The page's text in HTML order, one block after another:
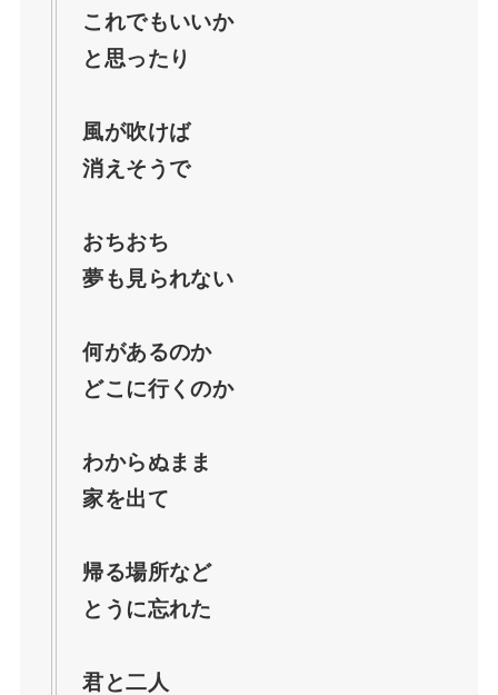
【ばけばけ】妊娠や子供はいつ？小泉八雲の
ばけばけ錦織の妻は23週に登場？奥さんのキ
ャストやモデルについても【西田クラ】
ばけばけはいつまで？最終回でどこまで描く
【ばけばけ】リテラリーアシスタントとはど
【ばけばけ】錦織はどうなった？その後の再
ばけばけ錦織の秘密(過去)とは？試験は不合格
これでもいいか
と思ったり
風が吹けば
消えそうで
おちおち
夢も見られない
何があるのか
どこに行くのか
わからぬまま
家を出て
帰る場所など
とうに忘れた
君と二人